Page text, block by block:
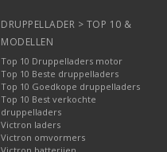
DRUPPELLADER > TOP 10 &
MODELLEN
Top 10 Druppelladers motor
Top 10 Beste druppelladers
Top 10 Goedkope druppelladers
Top 10 Best verkochte
druppelladers
Victron laders
Victron omvormers